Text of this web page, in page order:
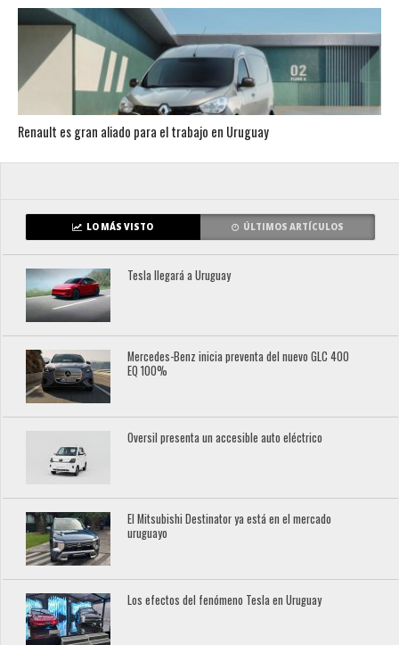
Renault es gran aliado para el trabajo en Uruguay
LO MÁS VISTO ÚLTIMOS ARTÍCULOS
Tesla llegará a Uruguay
Mercedes-Benz inicia preventa del nuevo GLC 400
EQ 100%
Oversil presenta un accesible auto eléctrico
El Mitsubishi Destinator ya está en el mercado
uruguayo
Los efectos del fenómeno Tesla en Uruguay